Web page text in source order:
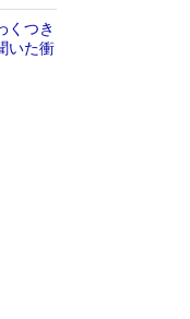
くつき
いた衝